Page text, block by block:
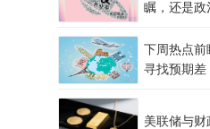
瞩，还是政
下周热点前
寻找预期差
美联储与财